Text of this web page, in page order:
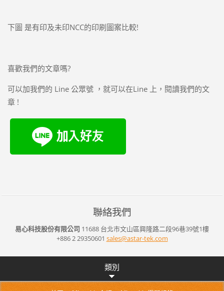
下圖 是有印及未印NCC的印刷圖案比較!
喜歡我們的文章嗎?
可以加我們的 Line 公眾號 ，就可以在Line 上，閱讀我們的文
章 !
聯絡我們
易心科技股份有限公司 11688 台北市文山區興隆路二段96巷39號1樓
+886 2 29350601 sales@astar-tek.com
類別